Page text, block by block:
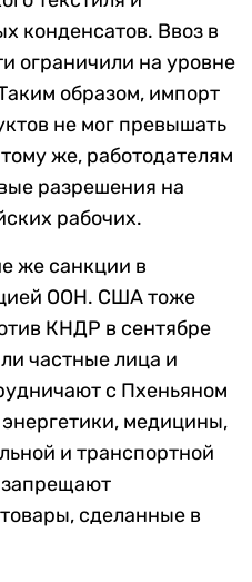
конденсатов. Ввоз в
ограничили на уровне
образом, импорт
не мог превышать
же, работодателям
разрешения на
рабочих.
же санкции в
ООН. США тоже
КНДР в сентябре
частные лица и
с Пхеньяном
медицины,
и транспортной
сделанные в